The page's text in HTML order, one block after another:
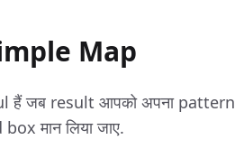
Map
हैं जब result आपको अपना pattern
मान लिया जाए.